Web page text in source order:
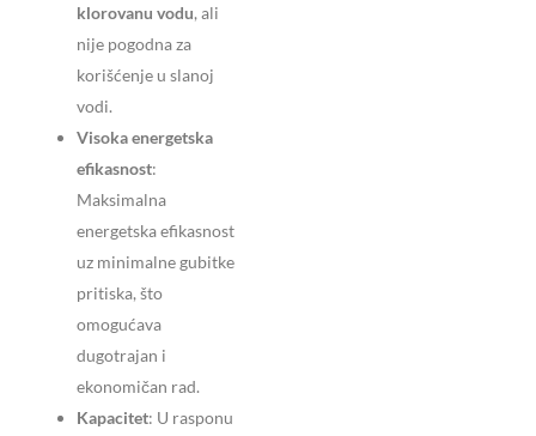
klorovanu vodu, ali
nije pogodna za
korišćenje u slanoj
vodi.
Visoka energetska
efikasnost:
Maksimalna
energetska efikasnost
uz minimalne gubitke
pritiska, što
omogućava
dugotrajan i
ekonomičan rad.
Kapacitet: U rasponu